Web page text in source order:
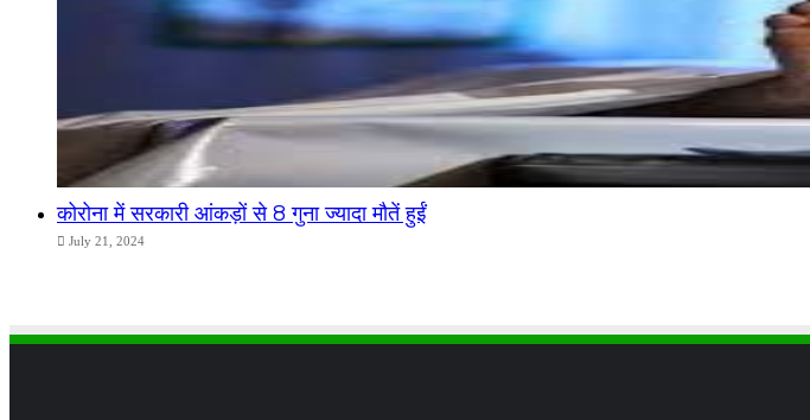
कोरोना में सरकारी आंकड़ों से 8 गुना ज्यादा मौतें हुईं
July 21, 2024